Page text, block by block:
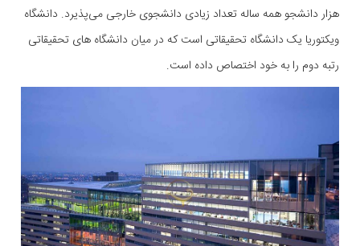
هزار دانشجو همه ساله تعداد زیادی دانشجوی خارجی می‌پذیرد. دانشگاه
ویکتوریا یک دانشگاه تحقیقاتی است که در میان دانشگاه های تحقیقاتی
رتبه دوم را به خود اختصاص داده است.